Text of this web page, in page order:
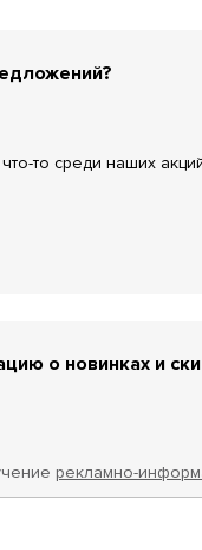
то среди наших
о новинках и
рекламно-